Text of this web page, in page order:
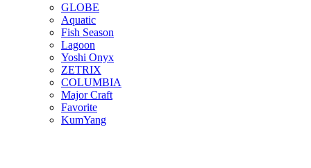
GLOBE
Aquatic
Fish Season
Lagoon
Yoshi Onyx
ZETRIX
COLUMBIA
Major Craft
Favorite
KumYang